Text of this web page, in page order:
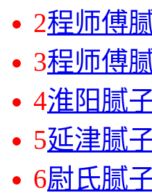
2程师傅
3程师傅
4淮阳腻
5延津腻
6尉氏腻